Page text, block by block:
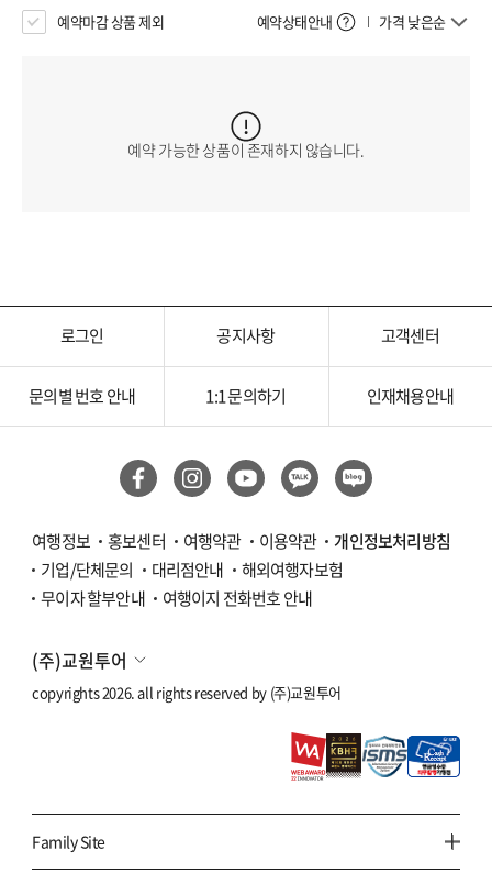
예약마감 상품 제외 예약상태안내 가격 낮은순
예약 가능한 상품이 존재하지 않습니다.
로그인 공지사항 고객센터
문의별 번호 안내 1:1 문의하기 인재채용안내
여행정보 홍보센터 여행약관 이용약관
개인정보처리방침
기업/단체문의
대리점안내
해외여행자보험
무이자 할부안내
여행이지 전화번호 안내
(주)교원투어
copyrights 2026. all rights reserved by (주)교원투어
Family Site